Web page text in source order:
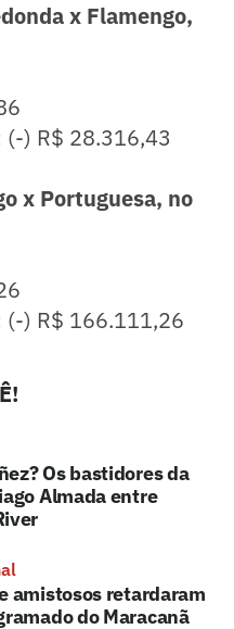
x Flamengo,
(-) R$ 28.316,43
x Portuguesa, no
(-) R$ 166.111,26
Os bastidores da
Almada entre
amistosos retardaram
do Maracanã